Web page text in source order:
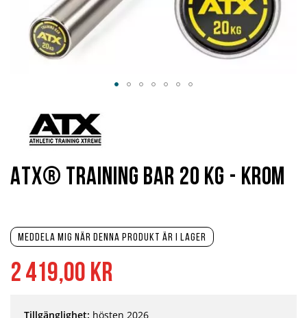
2 419,00 kr
Meddela mig när denna produkt är i lager
Tillgänglighet: hösten 2026
ATX® Training Bar 20 kg - Krom
början
bildgalleriet